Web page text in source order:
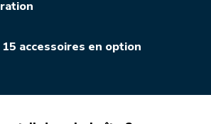
accessoires en option